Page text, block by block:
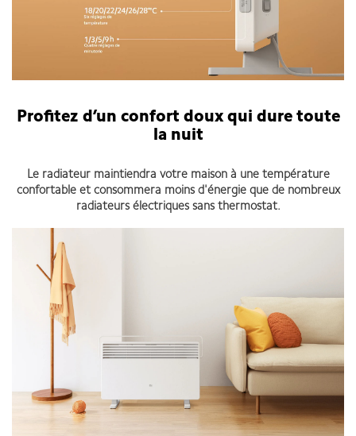
Profitez d’un confort doux qui dure toute
la nuit
Le radiateur maintiendra votre maison à une température
confortable et consommera moins d'énergie que de nombreux
radiateurs électriques sans thermostat.